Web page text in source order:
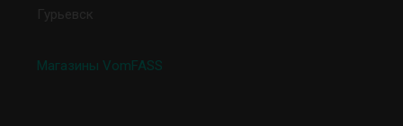
Гурьевск
Магазины VomFASS